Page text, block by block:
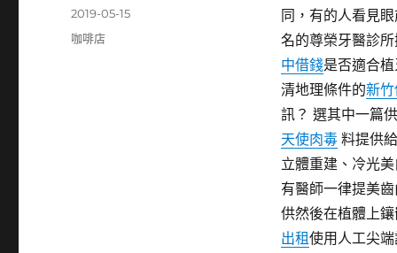
同，有的人看見
名的尊榮牙醫診
中借錢是否適合
清地理條件的新
訊？ 選其中一篇
天使肉毒料提供
立體重建、冷光美
有醫師一律提美
供然後在植體上鑲
出租使用人工尖
發
佈
2019-05-15
分
咖啡店